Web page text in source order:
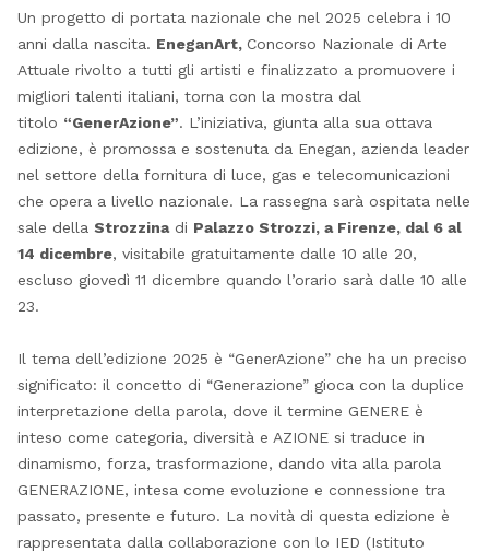
Un progetto di portata nazionale che nel 2025 celebra i 10
anni dalla nascita. EneganArt, Concorso Nazionale di Arte
Attuale rivolto a tutti gli artisti e finalizzato a promuovere i
migliori talenti italiani, torna con la mostra dal
titolo “GenerAzione”. L’iniziativa, giunta alla sua ottava
edizione, è promossa e sostenuta da Enegan, azienda leader
nel settore della fornitura di luce, gas e telecomunicazioni
che opera a livello nazionale. La rassegna sarà ospitata nelle
sale della Strozzinadi Palazzo Strozzi, a Firenze, dal 6 al
14 dicembre, visitabile gratuitamente dalle 10 alle 20,
escluso giovedì 11 dicembre quando l’orario sarà dalle 10 alle
23.
Il tema dell’edizione 2025 è “GenerAzione” che ha un preciso
significato: il concetto di “Generazione” gioca con la duplice
interpretazione della parola, dove il termine GENERE è
inteso come categoria, diversità e AZIONE si traduce in
dinamismo, forza, trasformazione, dando vita alla parola
GENERAZIONE, intesa come evoluzione e connessione tra
passato, presente e futuro. La novità di questa edizione è
rappresentata dalla collaborazione con lo IED (Istituto